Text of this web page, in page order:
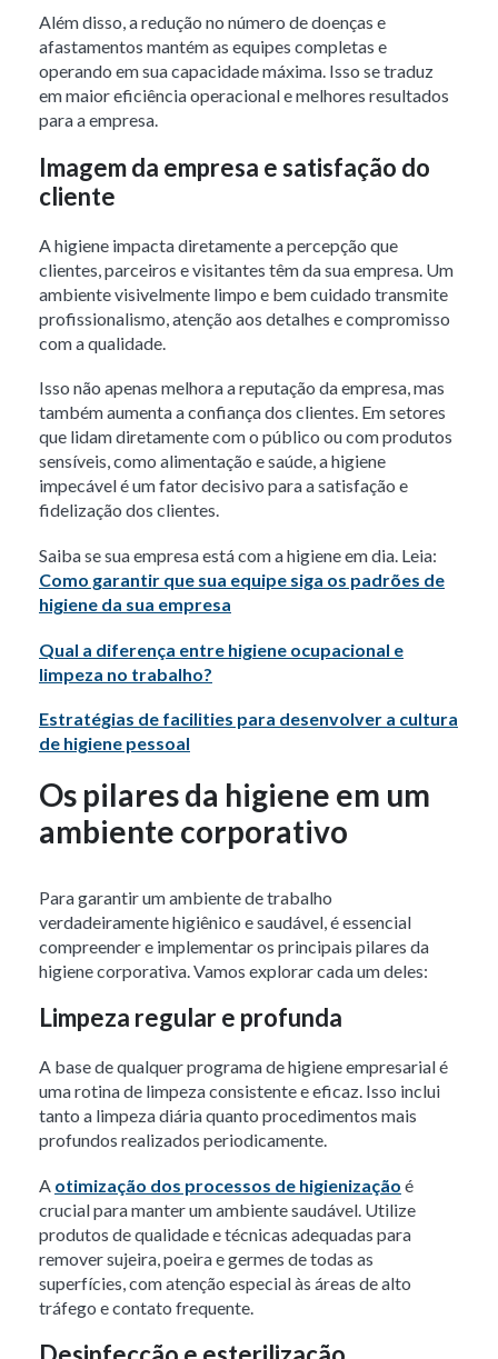
Além disso, a redução no número de doenças e
afastamentos mantém as equipes completas e
operando em sua capacidade máxima. Isso se traduz
em maior eficiência operacional e melhores resultados
para a empresa.
Imagem da empresa e satisfação do
cliente
A higiene impacta diretamente a percepção que
clientes, parceiros e visitantes têm da sua empresa. Um
ambiente visivelmente limpo e bem cuidado transmite
profissionalismo, atenção aos detalhes e compromisso
com a qualidade.
Isso não apenas melhora a reputação da empresa, mas
também aumenta a confiança dos clientes. Em setores
que lidam diretamente com o público ou com produtos
sensíveis, como alimentação e saúde, a higiene
impecável é um fator decisivo para a satisfação e
fidelização dos clientes.
Saiba se sua empresa está com a higiene em dia. Leia:
Como garantir que sua equipe siga os padrões de
higiene da sua empresa
Qual a diferença entre higiene ocupacional e
limpeza no trabalho?
Estratégias de facilities para desenvolver a cultura
de higiene pessoal
Os pilares da higiene em um
ambiente corporativo
Para garantir um ambiente de trabalho
verdadeiramente higiênico e saudável, é essencial
compreender e implementar os principais pilares da
higiene corporativa. Vamos explorar cada um deles:
Limpeza regular e profunda
A base de qualquer programa de higiene empresarial é
uma rotina de limpeza consistente e eficaz. Isso inclui
tanto a limpeza diária quanto procedimentos mais
profundos realizados periodicamente.
A otimização dos processos de higienização é
crucial para manter um ambiente saudável. Utilize
produtos de qualidade e técnicas adequadas para
remover sujeira, poeira e germes de todas as
superfícies, com atenção especial às áreas de alto
tráfego e contato frequente.